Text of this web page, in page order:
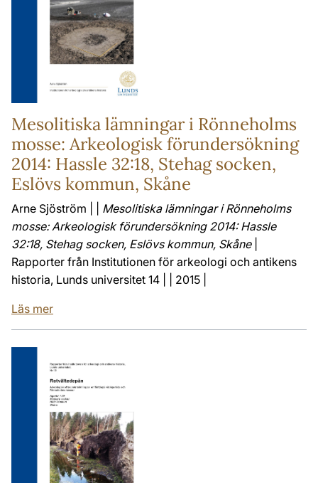
Mesolitiska lämningar i Rönneholms
mosse: Arkeologisk förundersökning
2014: Hassle 32:18, Stehag socken,
Eslövs kommun, Skåne
Arne Sjöström | | Mesolitiska lämningar i Rönneholms
mosse: Arkeologisk förundersökning 2014: Hassle
32:18, Stehag socken, Eslövs kommun, Skåne|
Rapporter från Institutionen för arkeologi och antikens
historia, Lunds universitet 14 | | 2015 |
Läs mer